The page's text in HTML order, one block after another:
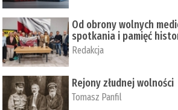
Od obrony wolnych
spotkania i pamięć
Redakcja
Rejony złudnej wolności
Tomasz Panfil